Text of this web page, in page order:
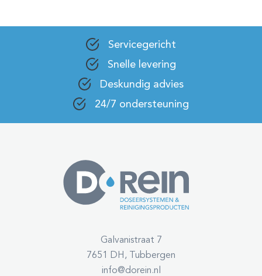
Servicegericht
Snelle levering
Deskundig advies
24/7 ondersteuning
Galvanistraat 7
7651 DH, Tubbergen
info@dorein.nl